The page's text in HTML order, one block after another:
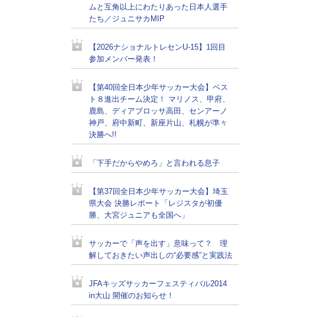
ムと互角以上にわたりあった日本人選手
たち／ジュニサカMIP
【2026ナショナルトレセンU-15】1回目
参加メンバー発表！
【第40回全日本少年サッカー大会】ベス
ト８進出チーム決定！ マリノス、甲府、
鹿島、ディアブロッサ高田、センアーノ
神戸、府中新町、新座片山、札幌が準々
決勝へ!!
「下手だからやめろ」と言われる息子
【第37回全日本少年サッカー大会】埼玉
県大会 決勝レポート「レジスタが初優
勝、大宮ジュニアも全国へ」
サッカーで「声を出す」意味って？ 理
解しておきたい声出しの“必要感”と実践法
JFAキッズサッカーフェスティバル2014
in大山 開催のお知らせ！